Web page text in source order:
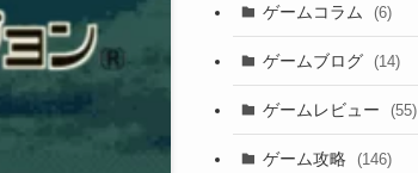
ゲームコラム (6)
ゲームブログ (14)
ゲームレビュー (55)
ゲーム攻略 (146)